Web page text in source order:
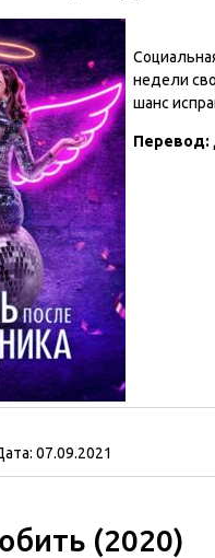
недели
шанс
Перевод:
07.09.2021
(2020)